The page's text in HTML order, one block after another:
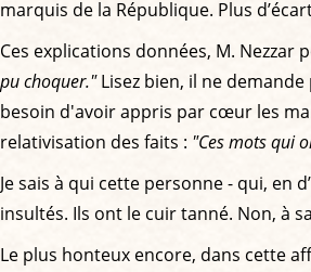
marquis de la République. Plus
Ces explications données, M.
pu choquer."Lisez bien, il ne demande
besoin d'avoir appris par cœur les
relativisation des faits : "Ces mots qui
Je sais à qui cette personne - qui,
insultés. Ils ont le cuir tanné. Non, à
Le plus honteux encore, dans cette